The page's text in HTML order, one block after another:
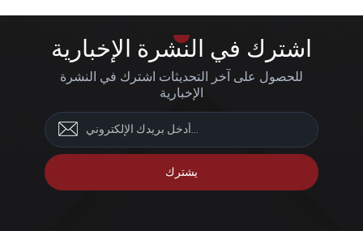
اشترك في النشرة الإخبارية
للحصول على آخر التحديثات اشترك في النشرة
الإخبارية